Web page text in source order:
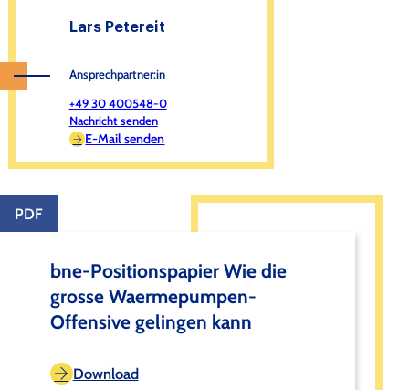
Lars Petereit
Ansprechpartner:in
+49 30 400548-0
Nachricht senden
E-Mail senden
PDF
bne-Positionspapier Wie die
grosse Waermepumpen-
Offensive gelingen kann
Download